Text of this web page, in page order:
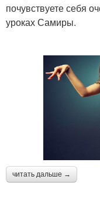
почувствуете себя
уроках Самиры.
читать дальше →